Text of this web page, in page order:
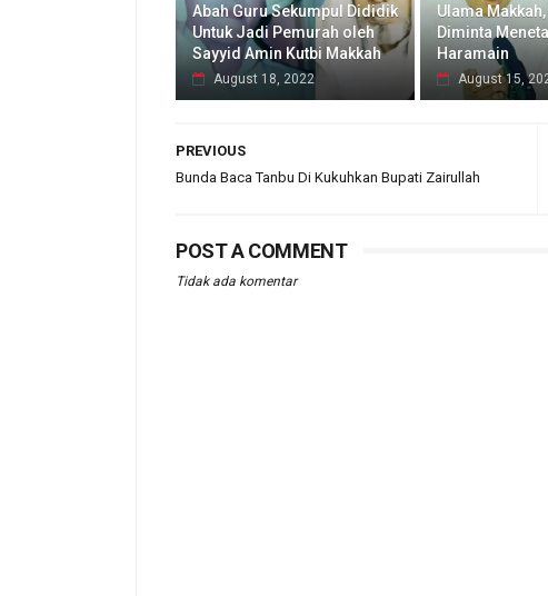
Abah Guru Sekumpul Dididik
Untuk Jadi Pemurah oleh
Sayyid Amin Kutbi Makkah
August 18, 2022
Ulama
Diminta
Haramain
August 15,
PREVIOUS
Bunda Baca Tanbu Di Kukuhkan Bupati Zairullah
POST A COMMENT
Tidak ada komentar